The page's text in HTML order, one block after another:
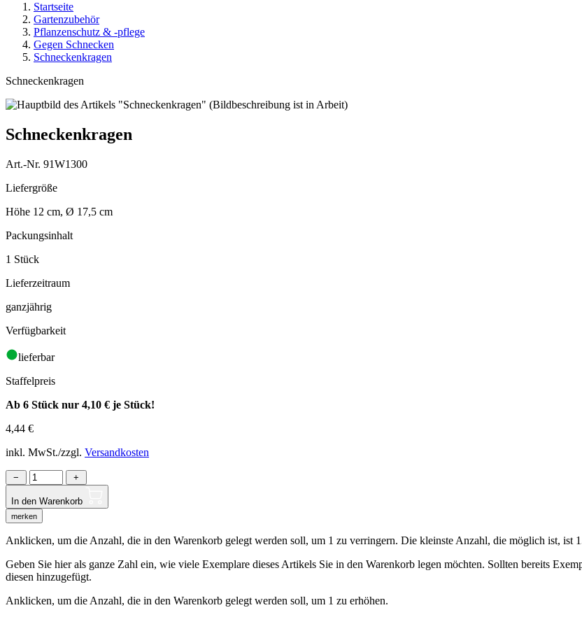
Startseite
Gartenzubehör
Pflanzenschutz & -pflege
Gegen Schnecken
Schneckenkragen
Schneckenkragen
Schneckenkragen
Art.-Nr. 91W1300
Liefergröße
Höhe 12 cm, Ø 17,5 cm
Packungsinhalt
1 Stück
Lieferzeitraum
ganzjährig
Verfügbarkeit
lieferbar
Staffelpreis
Ab 6 Stück nur 4,10 € je Stück!
4,44 €
inkl. MwSt./zzgl. Versandkosten
− +
In den Warenkorb
merken
Anklicken, um die Anzahl, die in den Warenkorb gelegt werden soll, um 1 zu verringern. Die kleinste Anzahl, die möglich ist, ist
Geben Sie hier als ganze Zahl ein, wie viele Exemplare dieses Artikels Sie in den Warenkorb legen möchten. Sollten bereits
diesen hinzugefügt.
Anklicken, um die Anzahl, die in den Warenkorb gelegt werden soll, um 1 zu erhöhen.